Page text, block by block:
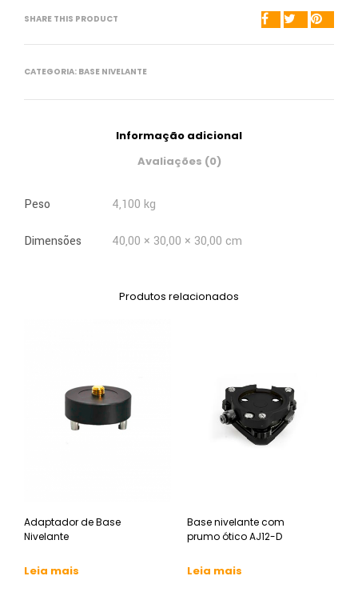
SHARE THIS PRODUCT
CATEGORIA: BASE NIVELANTE
Informação adicional
Avaliações (0)
Peso 4,100 kg
Dimensões 40,00 × 30,00 × 30,00 cm
Produtos relacionados
Adaptador de Base
Nivelante
Leia mais
Base nivelante com
prumo ótico AJ12-D
Leia mais